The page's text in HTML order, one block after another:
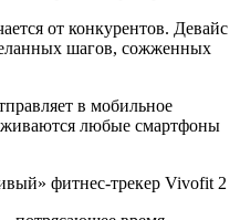
от конкурентов. Девайс
шагов, сожженных
в мобильное
любые смартфоны